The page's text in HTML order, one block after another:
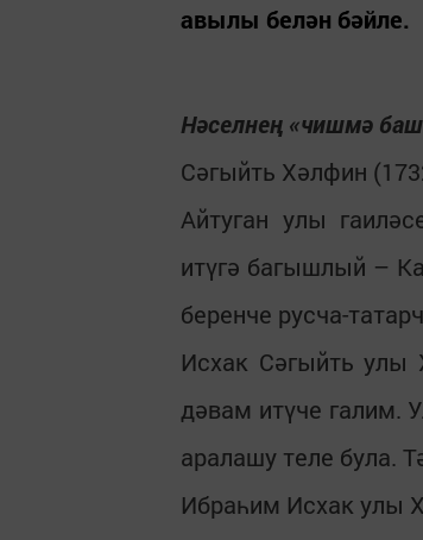
авылы белән бәйле.
Нәселнең «чишмә
Сәгыйть Хәлфин
Айтуган улы
итүгә багышлый –
беренче русча-
Исхак Сәгыйть
дәвам итүче галим.
аралашу теле була.
Ибраһим Исхак улы